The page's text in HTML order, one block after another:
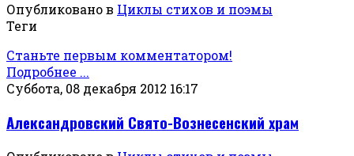
Опубликовано в Циклы стихов и поэмы
Теги
Станьте первым комментатором!
Подробнее ...
Суббота, 08 декабря 2012 16:17
Александровский Свято-Вознесенский храм